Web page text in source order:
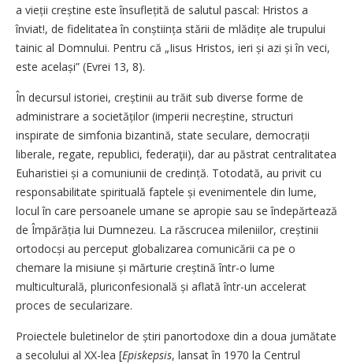
a vieții creștine este însuflețită de salutul pascal: Hristos a
înviat!, de fidelitatea în conștiința stării de mlădițe ale trupului
tainic al Domnului. Pentru că „Iisus Hristos, ieri și azi și în veci,
este același” (Evrei 13, 8).
În decursul istoriei, creștinii au trăit sub diverse forme de
administrare a societăților (imperii necreștine, structuri
inspirate de simfonia bizantină, state seculare, democrații
liberale, regate, republici, federaţii), dar au păstrat centralitatea
Euharistiei și a comuniunii de credință. Totodată, au privit cu
responsabilitate spirituală faptele și evenimentele din lume,
locul în care persoanele umane se apropie sau se îndepărtează
de Împărăția lui Dumnezeu. La răscrucea mileniilor, creștinii
orto­docși au perceput globalizarea comunicării ca pe o
chemare la misiune și mărturie creștină într-o lume
multiculturală, pluriconfesională și aflată într-un accelerat
proces de secularizare.
Proiectele buletinelor de știri panortodoxe din a doua jumătate
a secolului al XX-lea [Episkepsis, lansat în 1970 la Centrul